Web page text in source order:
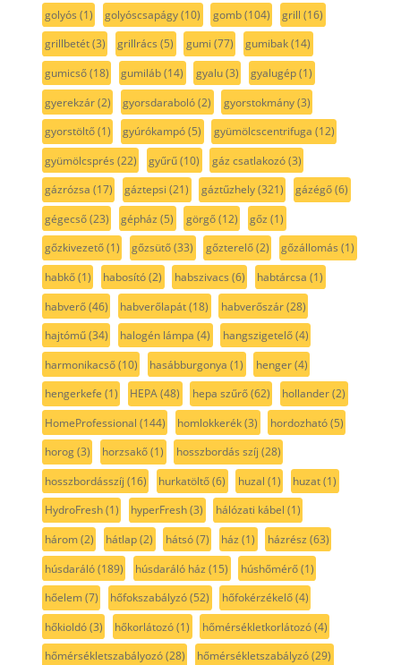
golyós (1) golyóscsapágy(10) gomb(104) grill (16)
grillbetét(3) grillrács (5) gumi (77) gumibak(14)
gumicső(18) gumiláb(14) gyalu(3) gyalugép(1)
gyerekzár(2) gyorsdaraboló(2) gyorstokmány(3)
gyorstöltő(1) gyúrókampó(5) gyümölcscentrifuga (12)
gyümölcsprés (22) gyűrű(10) gáz csatlakozó(3)
gázrózsa (17) gáztepsi (21) gáztűzhely(321) gázégő(6)
gégecső(23) gépház (5) görgő(12) gőz (1)
gőzkivezető(1) gőzsütő(33) gőzterelő(2) gőzállomás (1)
habkő(1) habosító(2) habszivacs (6) habtárcsa (1)
habverő(46) habverőlapát(18) habverőszár(28)
hajtómű(34) halogén lámpa (4) hangszigetelő(4)
harmonikacső(10) hasábburgonya (1) henger(4)
hengerkefe (1) HEPA(48) hepa szűrő(62) hollander(2)
HomeProfessional (144) homlokkerék(3) hordozható(5)
horog(3) horzsakő(1) hosszbordás szíj (28)
hosszbordásszíj (16) hurkatöltő(6) huzal (1) huzat(1)
HydroFresh(1) hyperFresh(3) hálózati kábel (1)
három(2) hátlap(2) hátsó(7) ház (1) házrész (63)
húsdaráló(189) húsdaráló ház (15) húshőmérő(1)
hőelem(7) hőfokszabályzó(52) hőfokérzékelő(4)
hőkioldó(3) hőkorlátozó(1) hőmérsékletkorlátozó(4)
hőmérsékletszabályozó(28) hőmérsékletszabályzó(29)